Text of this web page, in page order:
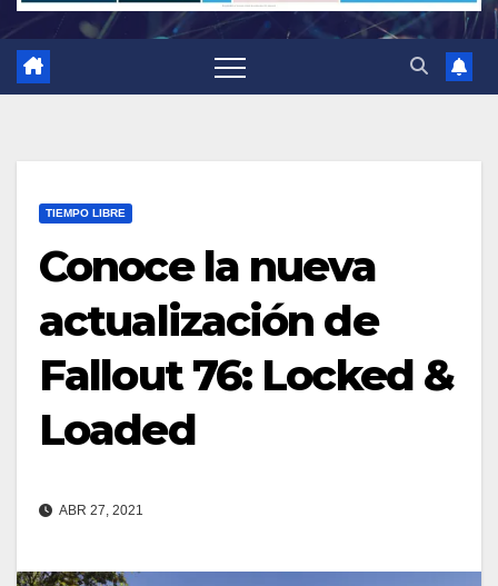
TIEMPO LIBRE
Conoce la nueva
actualización de
Fallout 76: Locked &
Loaded
ABR 27, 2021